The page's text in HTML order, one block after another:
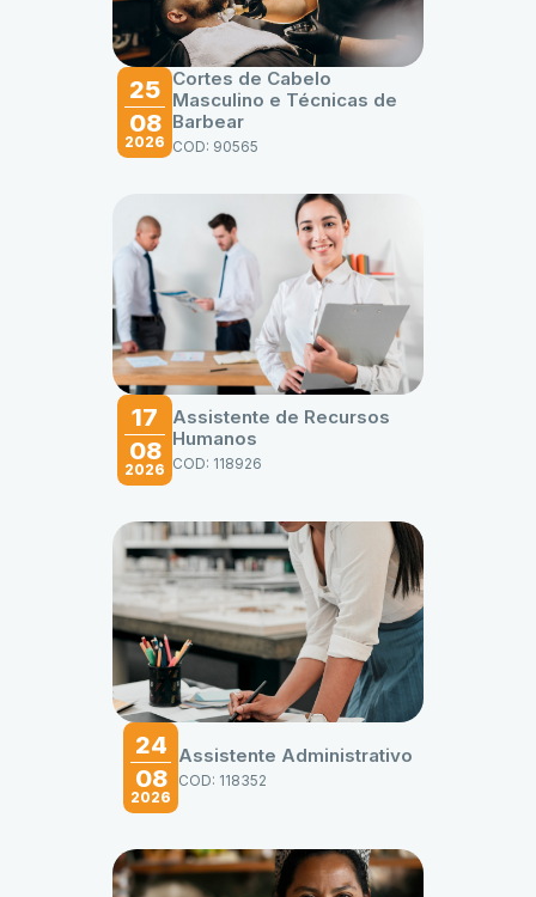
25
08
2026
Cortes de Cabelo
Masculino e Técnicas de
Barbear
COD: 90565
17
08
2026
Assistente de Recursos
Humanos
COD: 118926
24
08
2026
Assistente Administrativo
COD: 118352